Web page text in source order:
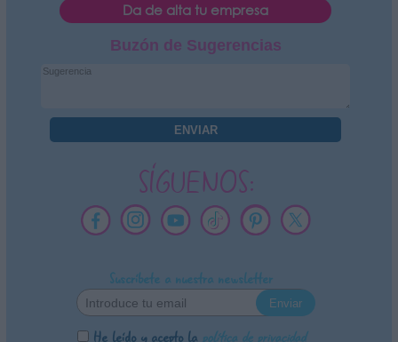
Da de alta tu empresa
Buzón de Sugerencias
SÍGUENOS:
Suscríbete a nuestra newsletter
He leído y acepto la política de privacidad